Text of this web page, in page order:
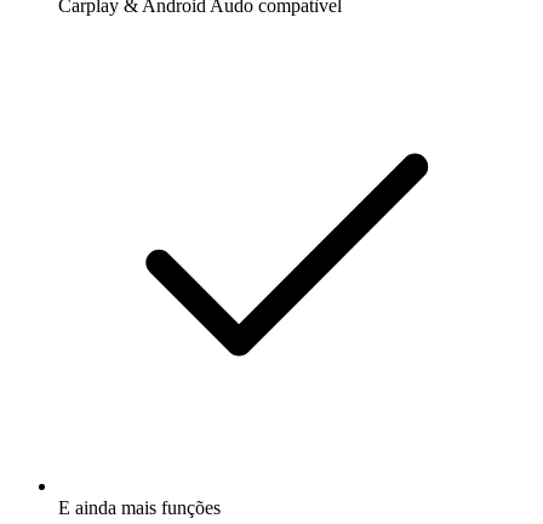
Carplay & Android Audo compatìvel
E ainda mais funções